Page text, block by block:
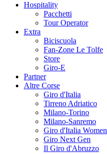
Hospitality
Pacchetti
Tour Operator
Extra
Biciscuola
Fan-Zone Le Tolfe
Store
Giro-E
Partner
Altre Corse
Giro d'Italia
Tirreno Adriatico
Milano-Torino
Milano-Sanremo
Giro d'Italia Women
Giro Next Gen
Il Giro d'Abruzzo